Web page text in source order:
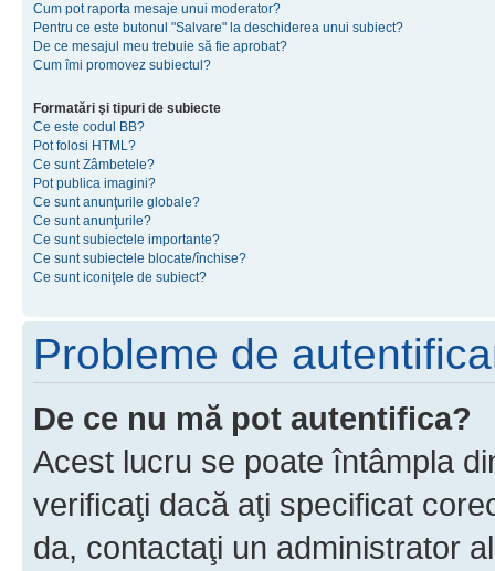
Cum pot raporta mesaje unui moderator?
Pentru ce este butonul "Salvare" la deschiderea unui subiect?
De ce mesajul meu trebuie să fie aprobat?
Cum îmi promovez subiectul?
Formatări şi tipuri de subiecte
Ce este codul BB?
Pot folosi HTML?
Ce sunt Zâmbetele?
Pot publica imagini?
Ce sunt anunţurile globale?
Ce sunt anunţurile?
Ce sunt subiectele importante?
Ce sunt subiectele blocate/închise?
Ce sunt iconiţele de subiect?
Probleme de
De ce nu mă pot autentifica?
Acest lucru se poate întâmpla
verificaţi dacă aţi specificat
da, contactaţi un administrator